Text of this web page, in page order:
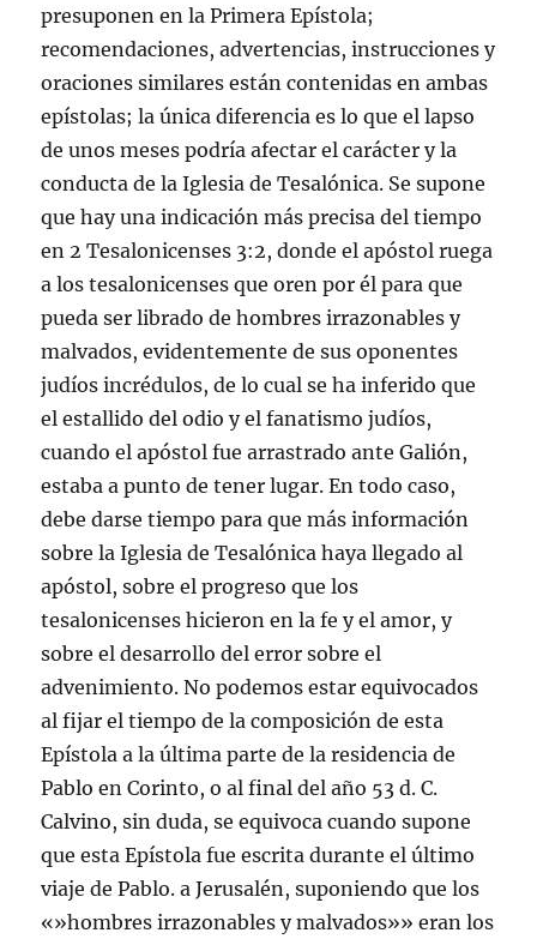
presuponen en la Primera Epístola;
recomendaciones, advertencias, instrucciones y
oraciones similares están contenidas en ambas
epístolas; la única diferencia es lo que el lapso
de unos meses podría afectar el carácter y la
conducta de la Iglesia de Tesalónica. Se supone
que hay una indicación más precisa del tiempo
en 2 Tesalonicenses 3:2, donde el apóstol ruega
a los tesalonicenses que oren por él para que
pueda ser librado de hombres irrazonables y
malvados, evidentemente de sus oponentes
judíos incrédulos, de lo cual se ha inferido que
el estallido del odio y el fanatismo judíos,
cuando el apóstol fue arrastrado ante Galión,
estaba a punto de tener lugar. En todo caso,
debe darse tiempo para que más información
sobre la Iglesia de Tesalónica haya llegado al
apóstol, sobre el progreso que los
tesalonicenses hicieron en la fe y el amor, y
sobre el desarrollo del error sobre el
advenimiento. No podemos estar equivocados
al fijar el tiempo de la composición de esta
Epístola a la última parte de la residencia de
Pablo en Corinto, o al final del año 53 d. C.
Calvino, sin duda, se equivoca cuando supone
que esta Epístola fue escrita durante el último
viaje de Pablo. a Jerusalén, suponiendo que los
«»hombres irrazonables y malvados»» eran los